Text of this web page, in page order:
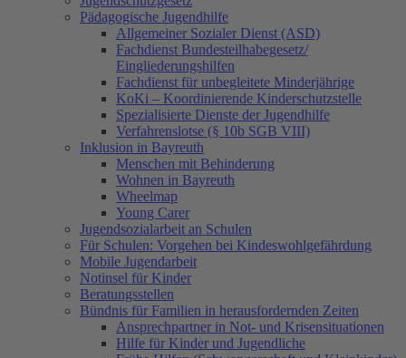
Pädagogische Jugendhilfe
Allgemeiner Sozialer Dienst (ASD)
Fachdienst Bundesteilhabegesetz/
Eingliederungshilfen
Fachdienst für unbegleitete Minderjährige
KoKi – Koordinierende Kinderschutzstelle
Spezialisierte Dienste der Jugendhilfe
Verfahrenslotse (§ 10b SGB VIII)
Inklusion in Bayreuth
Menschen mit Behinderung
Wohnen in Bayreuth
Wheelmap
Young Carer
Jugendsozialarbeit an Schulen
Für Schulen: Vorgehen bei Kindeswohlgefährdung
Mobile Jugendarbeit
Notinsel für Kinder
Beratungsstellen
Bündnis für Familien in herausfordernden Zeiten
Ansprechpartner in Not- und Krisensituationen
Hilfe für Kinder und Jugendliche